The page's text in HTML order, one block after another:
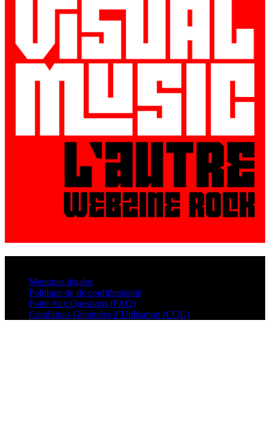
Mentions légales
Politique de de confidentialité
Foire Aux Questions (FAQ)
Conditions Générales d’Utilisation (CGU)